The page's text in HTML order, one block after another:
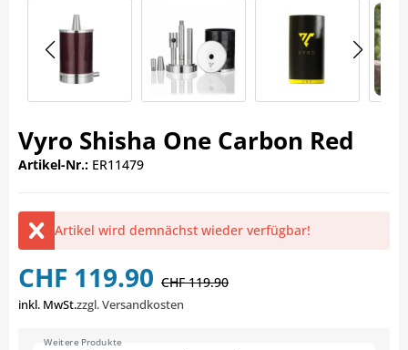
Vyro Shisha One Carbon Red
Artikel-Nr.: ER11479
Artikel wird demnächst wieder verfügbar!
CHF 119.90 CHF 119.90
inkl. MwSt.zzgl. Versandkosten
Weitere Produkte